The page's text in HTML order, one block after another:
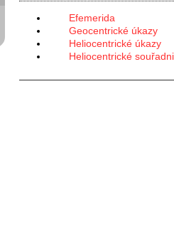
Efemerida
Geocentrické úkazy
Heliocentrické úkazy
Heliocentrické